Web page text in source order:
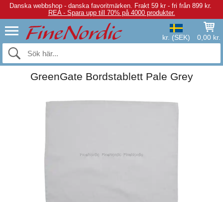
Danska webbshop - danska favoritmärken. Frakt 59 kr - fri från 899 kr.
REA - Spara upp till 70% på 4000 produkter.
kr. (SEK) 0,00 kr.
GreenGate Bordstablett Pale Grey